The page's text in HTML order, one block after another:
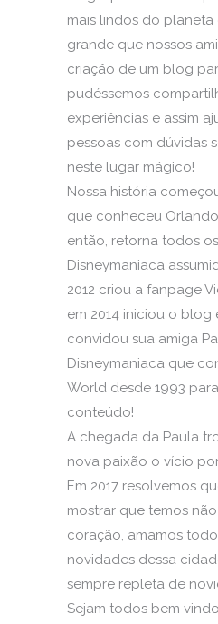
mais lindos do planeta
grande que nossos
criação de um blog
pudéssemos
experiências e assim
pessoas com dúvidas
neste lugar mágico!
Nossa história
que conheceu
então, retorna todos
Disneymaniaca
2012 criou a fanpage
em 2014 iniciou o blog
convidou sua amiga
Disneymaniaca que
World desde 1993
conteúdo!
A chegada da Paula
nova paixão o vício
Em 2017 resolvemos
mostrar que temos
coração, amamos
novidades dessa
sempre repleta de
Sejam todos bem